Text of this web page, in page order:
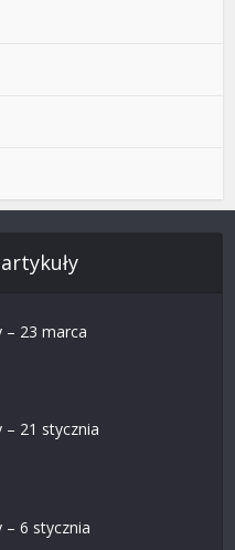
– 23 marca
– 21 stycznia
– 6 stycznia